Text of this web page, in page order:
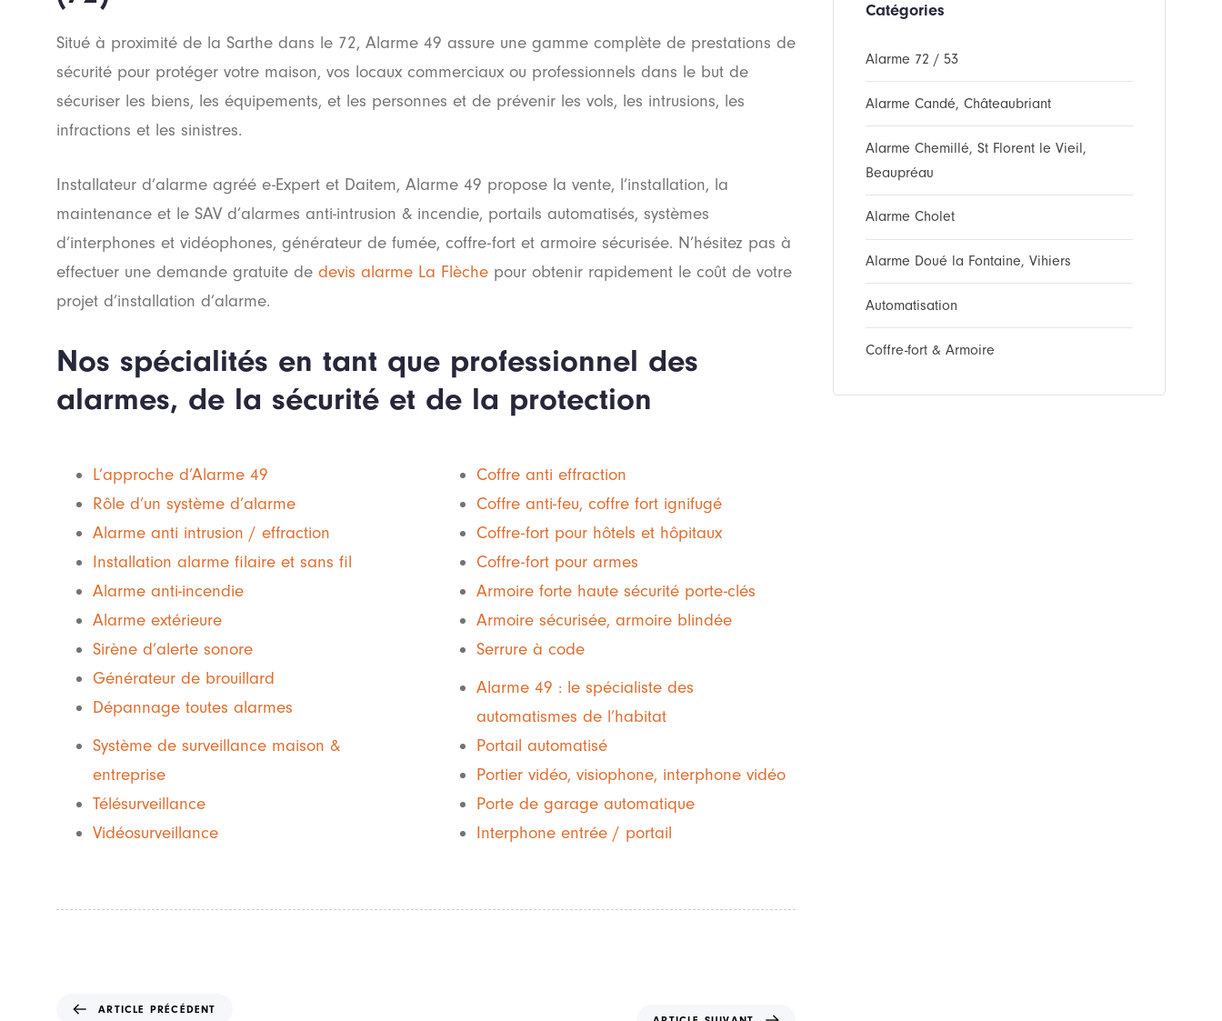
Situé à proximité de la Sarthe dans le 72, Alarme 49 assure une gamme complète de prestations de
sécurité pour protéger votre maison, vos locaux commerciaux ou professionnels dans le but de
sécuriser les biens, les équipements, et les personnes et de prévenir les vols, les intrusions, les
infractions et les sinistres.
Installateur d’alarme agréé e-Expert et Daitem, Alarme 49 propose la vente, l’installation, la
maintenance et le SAV d’alarmes anti-intrusion & incendie, portails automatisés, systèmes
d’interphones et vidéophones, générateur de fumée, coffre-fort et armoire sécurisée. N’hésitez pas à
effectuer une demande gratuite de devis alarme La Flèche pour obtenir rapidement le coût de votre
projet d’installation d’alarme.
Nos spécialités en tant que professionnel des
alarmes, de la sécurité et de la protection
L’approche d’Alarme 49
Rôle d’un système d’alarme
Alarme anti intrusion / effraction
Installation alarme filaire et sans fil
Alarme anti-incendie
Alarme extérieure
Sirène d’alerte sonore
Générateur de brouillard
Dépannage toutes alarmes
Système de surveillance maison &
entreprise
Télésurveillance
Vidéosurveillance
Coffre anti effraction
Coffre anti-feu, coffre fort ignifugé
Coffre-fort pour hôtels et hôpitaux
Coffre-fort pour armes
Armoire forte haute sécurité porte-clés
Armoire sécurisée, armoire blindée
Serrure à code
Alarme 49 : le spécialiste des
automatismes de l’habitat
Portail automatisé
Portier vidéo, visiophone, interphone vidéo
Porte de garage automatique
Interphone entrée / portail
ARTICLE PRÉCÉDENT
Catégories
Alarme 72 / 53
Alarme Candé, Châteaubriant
Alarme Chemillé, St Florent le Vieil,
Beaupréau
Alarme Cholet
Alarme Doué la Fontaine, Vihiers
Automatisation
Coffre-fort & Armoire